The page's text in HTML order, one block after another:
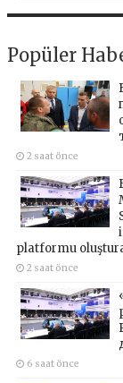
Popüler
2 saat önce
platformu
2 saat önce
6 saat önce